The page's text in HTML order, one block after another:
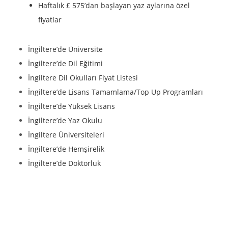
Haftalık £ 575’dan başlayan yaz aylarına özel
fiyatlar
İngiltere’de Üniversite
İngiltere’de Dil Eğitimi
İngiltere Dil Okulları Fiyat Listesi
İngiltere’de Lisans Tamamlama/Top Up Programları
İngiltere’de Yüksek Lisans
İngiltere’de Yaz Okulu
İngiltere Üniversiteleri
İngiltere’de Hemşirelik
İngiltere’de Doktorluk